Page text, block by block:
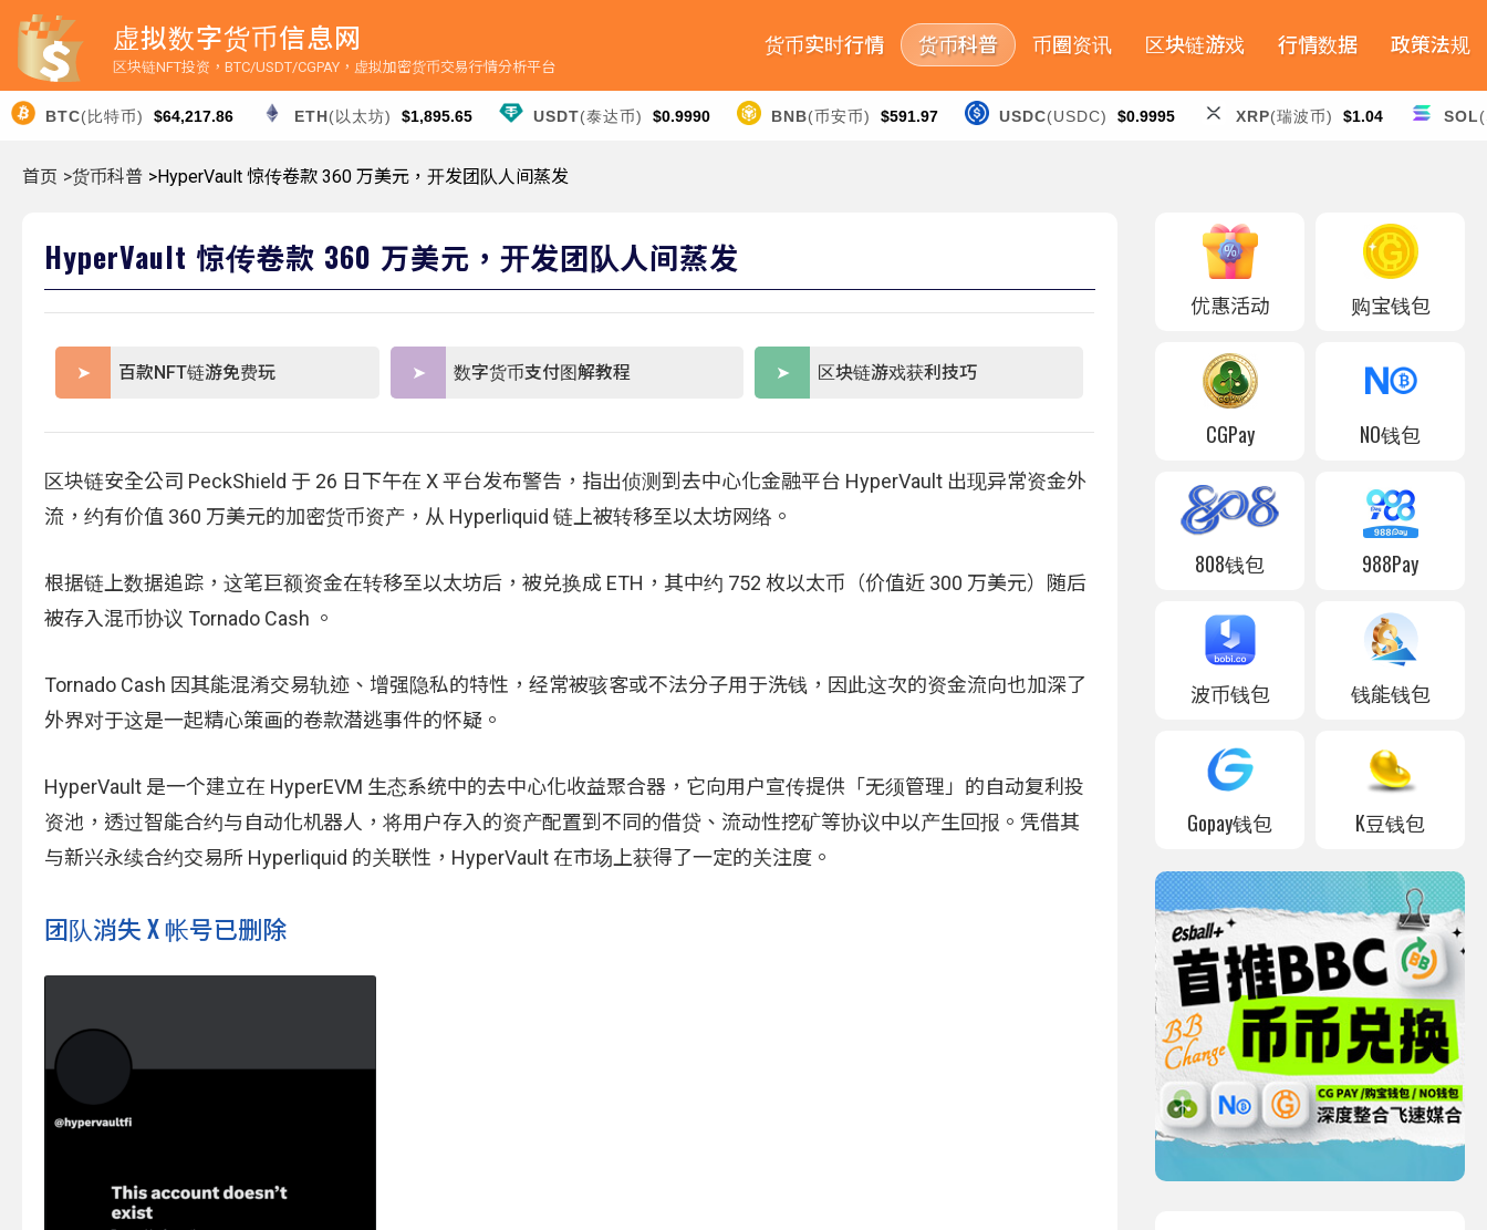
虚拟数字货币信息网
区块链NFT投资，BTC/USDT/CGPAY，虚拟加密货币交易行情分析平台
货币实时行情 货币科普 币圈资讯 区块链游戏 行情数据 政策法规
BTC(比特币) $64,217.86 ETH(以太坊) $1,895.65 USDT(泰达币) $0.9990 BNB(币安币) $591.97 USDC(USDC) $0.9995 XRP(瑞波币) $1.04 SOL
首页 >货币科普 >HyperVault 惊传卷款 360 万美元，开发团队人间蒸发
HyperVault 惊传卷款 360 万美元，开发团队人间蒸发
百款NFT链游免费玩 数字货币支付图解教程 区块链游戏获利技巧
区块链安全公司 PeckShield 于 26 日下午在 X 平台发布警告，指出侦测到去中心化金融平台 HyperVault 出现异常资金外
流，约有价值 360 万美元的加密货币资产，从 Hyperliquid 链上被转移至以太坊网络。
根据链上数据追踪，这笔巨额资金在转移至以太坊后，被兑换成 ETH，其中约 752 枚以太币（价值近 300 万美元）随后
被存入混币协议 Tornado Cash 。
Tornado Cash 因其能混淆交易轨迹、增强隐私的特性，经常被骇客或不法分子用于洗钱，因此这次的资金流向也加深了
外界对于这是一起精心策画的卷款潜逃事件的怀疑。
HyperVault 是一个建立在 HyperEVM 生态系统中的去中心化收益聚合器，它向用户宣传提供「无须管理」的自动复利投
资池，透过智能合约与自动化机器人，将用户存入的资产配置到不同的借贷、流动性挖矿等协议中以产生回报。凭借其
与新兴永续合约交易所 Hyperliquid 的关联性，HyperVault 在市场上获得了一定的关注度。
团队消失 X 帐号已删除
优惠活动 购宝钱包
CGPay NO钱包
808钱包 988Pay
波币钱包 钱能钱包
Gopay钱包 K豆钱包